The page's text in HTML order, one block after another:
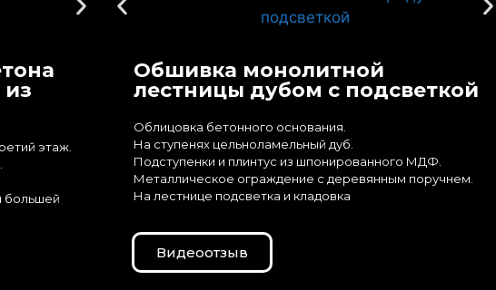
этаж.
большей
Обшивка монолитной
лестницы дубом с подсветкой
Облицовка бетонного основания.
На ступенях цельноламельный дуб.
Подступенки и плинтус из шпонированного МДФ.
Металлическое ограждение с деревянным поручнем.
На лестнице подсветка и кладовка
Видеоотзыв